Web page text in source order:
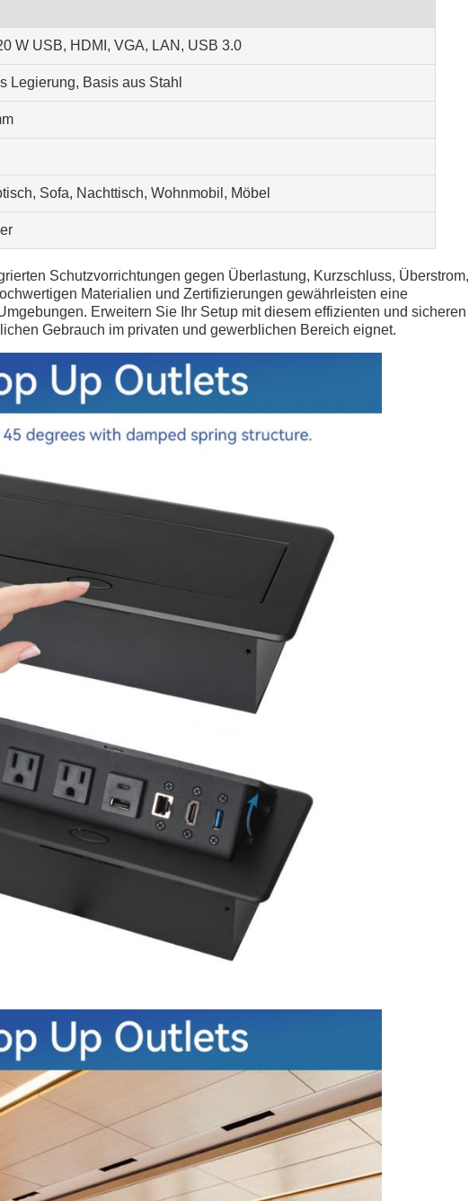
W USB, HDMI, VGA, LAN, USB 3.0
Legierung, Basis aus Stahl
Sofa, Nachttisch, Wohnmobil, Möbel
Schutzvorrichtungen gegen Überlastung, Kurzschluss, Überstrom,
Materialien und Zertifizierungen gewährleisten eine
Erweitern Sie Ihr Setup mit diesem effizienten und sicheren
Gebrauch im privaten und gewerblichen Bereich eignet.